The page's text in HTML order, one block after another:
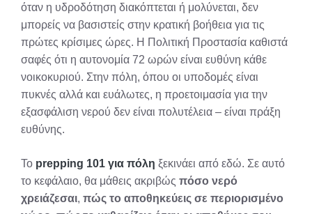
όταν η υδροδότηση διακόπτεται ή μολύνεται, δεν
μπορείς να βασιστείς στην κρατική βοήθεια για τις
πρώτες κρίσιμες ώρες. Η Πολιτική Προστασία καθιστά
σαφές ότι η αυτονομία 72 ωρών είναι ευθύνη κάθε
νοικοκυριού. Στην πόλη, όπου οι υποδομές είναι
πυκνές αλλά και ευάλωτες, η προετοιμασία για την
εξασφάλιση νερού δεν είναι πολυτέλεια – είναι πράξη
ευθύνης.
Το prepping 101 για πόλη ξεκινάει από εδώ. Σε αυτό
το κεφάλαιο, θα μάθεις ακριβώς πόσο νερό
χρειάζεσαι, πώς το αποθηκεύεις σε περιορισμένο